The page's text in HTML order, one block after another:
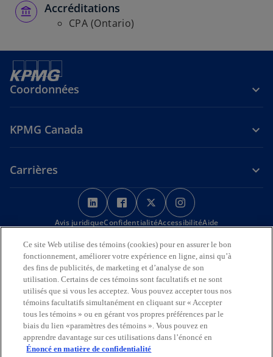
Accréditations
CPA (Ontario)
Coordonnées
KPMG Canada
Carrières
s
’
o
v
r
e
d
a
n
s
s
’
o
u
v
r
e
d
a
n
s
s
’
o
v
r
e
d
a
n
s
’
o
v
r
e
d
a
n
s
Avis juridiqueConfidentialitéAccessibilitéAide
Nous reconnaissons en toute déférence que les bureaux de KPMG
sur l’Île de la Tortue (Amérique du Nord) sont situés sur les
territoires traditionnels, visés par traité et non cédés des Premières
Nations, des Inuits et des Métis.
© 2026 KPMG s.r.l./S.E.N.C.R.L., société à responsabilité limitée de
l’Ontario et cabinet membre de l’organisation mondiale KPMG de
cabinets indépendants affiliés à KPMG International Limited, société
de droit anglais à responsabilité limitée par garantie. Tous droits
réservés.
Ce site Web utilise des témoins (cookies) pour en assurer le bon
fonctionnement, améliorer votre expérience en ligne, ainsi qu’à
des fins de publicités, de marketing et d’analyse de son
utilisation. Certains de ces témoins sont facultatifs et ne sont
utilisés que si vous les acceptez. Vous pouvez accepter tous nos
témoins facultatifs simultanément en cliquant sur « Accepter
tous les témoins » ou en gérant vos propres préférences par le
biais du lien «paramètres des témoins ». Vous pouvez en
apprendre davantage sur ces utilisations dans l’énoncé en
Énoncé en matière de confidentialité